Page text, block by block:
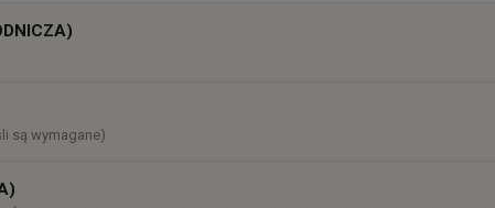
kosztów
są wymagane)